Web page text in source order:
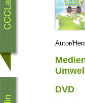
Autor/
DVD